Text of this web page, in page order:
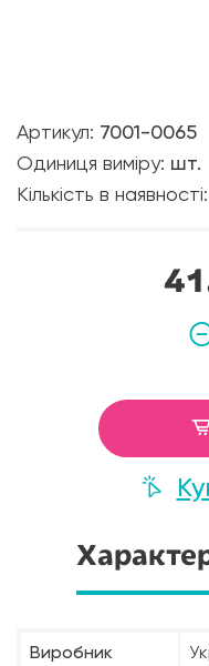
Артикул: 7001-0065
Одиниця виміру: шт.
Кількість в наявності:
Виробник